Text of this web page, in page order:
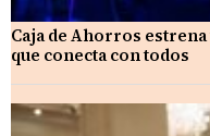
Caja de Ahorros
que conecta con todos